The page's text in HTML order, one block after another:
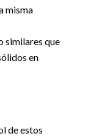
misma
similares que
en
de estos